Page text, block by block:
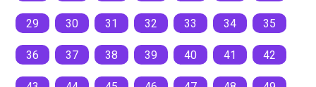
29 30 31 32 33 34 35
36 37 38 39 40 41 42